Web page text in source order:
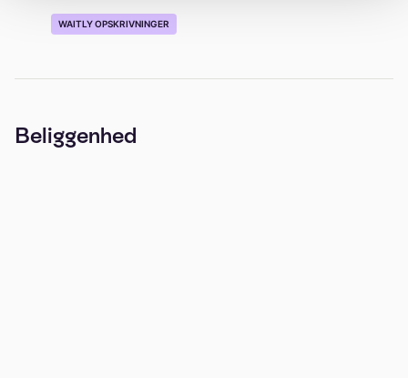
WAITLY OPSKRIVNINGER
Beliggenhed